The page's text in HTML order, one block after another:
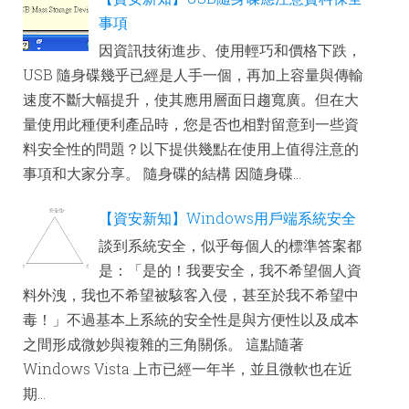
事項
因資訊技術進步、使用輕巧和價格下跌，
USB 隨身碟幾乎已經是人手一個，再加上容量與傳輸
速度不斷大幅提升，使其應用層面日趨寬廣。但在大
量使用此種便利產品時，您是否也相對留意到一些資
料安全性的問題？以下提供幾點在使用上值得注意的
事項和大家分享。 隨身碟的結構 因隨身碟...
【資安新知】Windows用戶端系統安全
談到系統安全，似乎每個人的標準答案都
是：「是的！我要安全，我不希望個人資
料外洩，我也不希望被駭客入侵，甚至於我不希望中
毒！」不過基本上系統的安全性是與方便性以及成本
之間形成微妙與複雜的三角關係。 這點隨著
Windows Vista 上市已經一年半，並且微軟也在近
期...